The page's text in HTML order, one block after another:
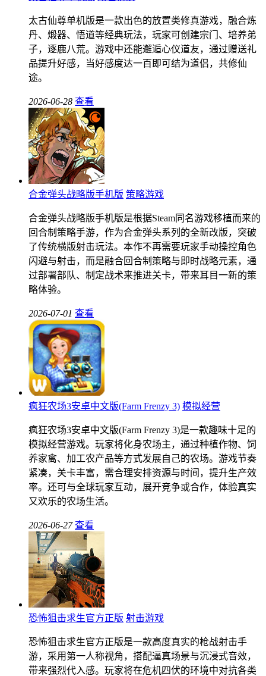
太古仙尊单机版是一款出色的放置类修真游戏，融合炼
丹、煅器、悟道等经典玩法，玩家可创建宗门、培养弟
子，逐鹿八荒。游戏中还能邂逅心仪道友，通过赠送礼
品提升好感，当好感度达一百即可结为道侣，共修仙
途。
2026-06-28 查看
合金弹头战略版手机版 策略游戏
合金弹头战略版手机版是根据Steam同名游戏移植而来的
回合制策略手游，作为合金弹头系列的全新改版，突破
了传统横版射击玩法。本作不再需要玩家手动操控角色
闪避与射击，而是融合回合制策略与即时战略元素，通
过部署部队、制定战术来推进关卡，带来耳目一新的策
略体验。
2026-07-01 查看
疯狂农场3安卓中文版(Farm Frenzy 3) 模拟经营
疯狂农场3安卓中文版(Farm Frenzy 3)是一款趣味十足的
模拟经营游戏。玩家将化身农场主，通过种植作物、饲
养家禽、加工农产品等方式发展自己的农场。游戏节奏
紧凑，关卡丰富，需合理安排资源与时间，提升生产效
率。还可与全球玩家互动，展开竞争或合作，体验真实
又欢乐的农场生活。
2026-06-27 查看
恐怖狙击求生官方正版 射击游戏
恐怖狙击求生官方正版是一款高度真实的枪战射击手
游，采用第一人称视角，搭配逼真场景与沉浸式音效，
带来强烈代入感。玩家将在危机四伏的环境中对抗各类